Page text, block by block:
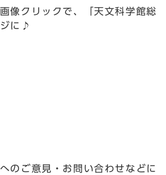
リックで、「天文科学館総
に♪
のご意見・お問い合わせなどに